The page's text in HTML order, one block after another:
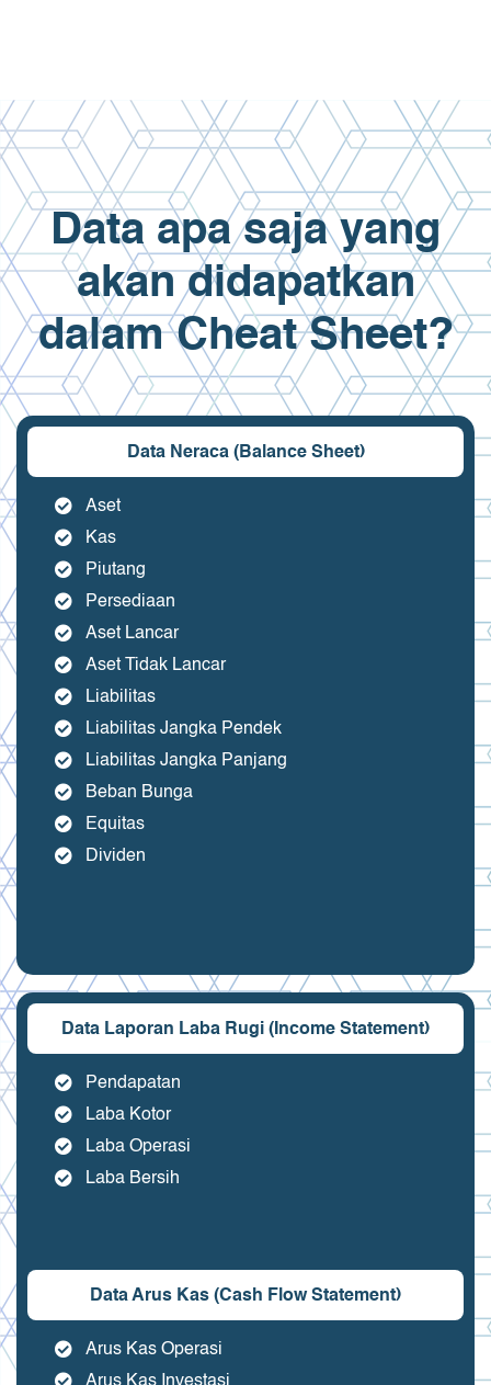
Data apa saja yang
akan didapatkan
dalam Cheat Sheet?
Data Neraca (Balance Sheet)
Aset
Kas
Piutang
Persediaan
Aset Lancar
Aset Tidak Lancar
Liabilitas
Liabilitas Jangka Pendek
Liabilitas Jangka Panjang
Beban Bunga
Equitas
Dividen
Data Laporan Laba Rugi (Income Statement)
Pendapatan
Laba Kotor
Laba Operasi
Laba Bersih
Data Arus Kas (Cash Flow Statement)
Arus Kas Operasi